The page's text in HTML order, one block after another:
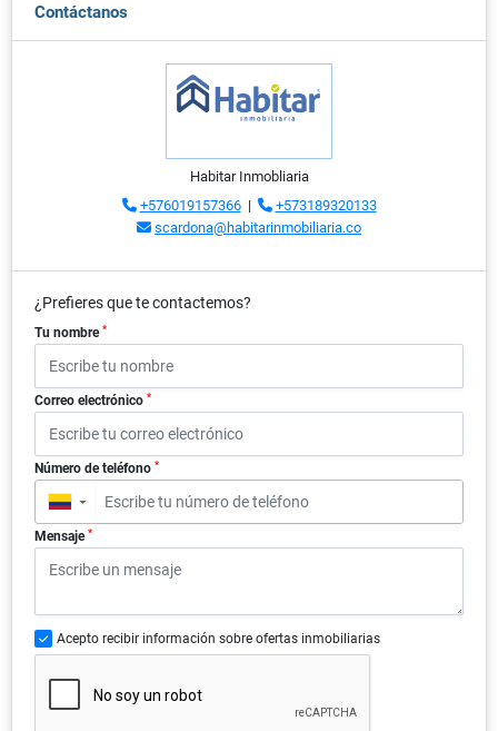
Contáctanos
Habitar Inmobliaria
+576019157366|
+573189320133
scardona@habitarinmobiliaria.co
¿Prefieres que te contactemos?
Tu nombre *
Correo electrónico *
Número de teléfono *
▼
Mensaje *
Acepto recibir información sobre ofertas inmobiliarias